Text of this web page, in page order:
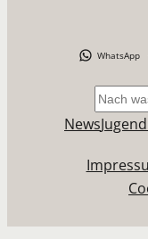
WhatsApp
NewsJugend